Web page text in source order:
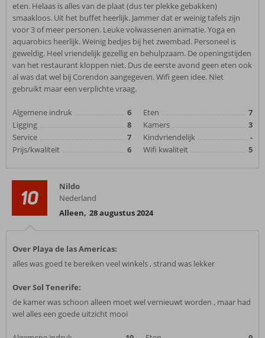
eten. Helaas is alles van de plaat (dus ter plekke gebakken)
smaakloos. Uit het buffet heerlijk. Jammer dat er weinig tafels zijn
voor 3 of meer personen. Leuke volwassenen animatie. Yoga en
aquarobics heerlijk. Weinig bedjes bij het zwembad. Personeel is
geweldig. Heel vriendelijk gezellig en behulpzaam. De openingstijden
van het restaurant kloppen niet. Dus de eerste avond geen eten ook
al was dat wel bij Corendon aangegeven. Wifi geen idee. Niet
gebruikt maar een verplichte vraag.
Algemene indruk
6
Ligging
8
Service
7
Prijs/kwaliteit
6
Eten
7
Kamers
3
Kindvriendelijk
-
Wifi kwaliteit
5
10
Nildo
Nederland
Alleen, 28 augustus 2024
Over Playa de las Americas:
alles was goed te bereiken veel winkels , strand was lekker
Over Sol Tenerife:
de kamer was schoon alleen moet wel vernieuwt worden , maar had
wel alles een goede uitzicht mooi